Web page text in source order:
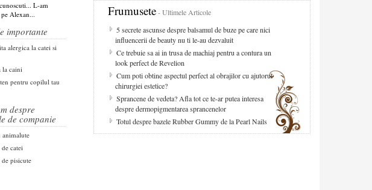
L-am
Alexan...
importante
alergica la catei si
la caini
pentru copilul tau
despre
de companie
animalute
catei
pisicute
Frumusete- Ultimele Articole
5 secrete ascunse despre balsamul de buze pe care nici
influencerii de beauty nu ti le-au dezvaluit
Ce trebuie sa ai in trusa de machiaj pentru a contura un
look perfect de Revelion
Cum poti obtine aspectul perfect al obrajilor cu ajutorul
chirurgiei estetice?
Sprancene de vedeta? Afla tot ce te-ar putea interesa
despre dermopigmentarea sprancenelor
Totul despre bazele Rubber Gummy de la Pearl Nails